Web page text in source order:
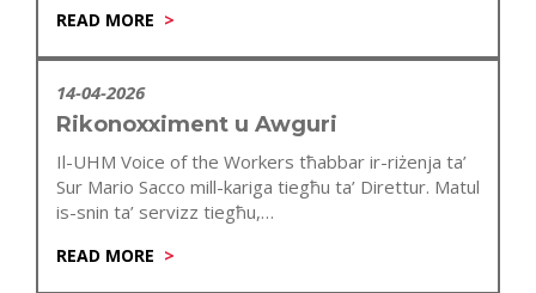
READ MORE
14-04-2026
Rikonoxximent u Awguri
Il-UHM Voice of the Workers tħabbar ir-riżenja ta’
Sur Mario Sacco mill-kariga tiegħu ta’ Direttur. Matul
is-snin ta’ servizz tiegħu,…
READ MORE